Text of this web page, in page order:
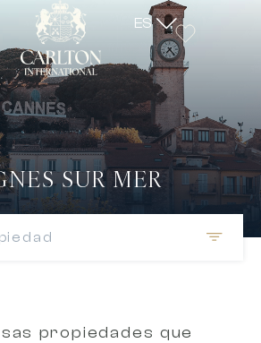
ES
SUR MER
propiedades que